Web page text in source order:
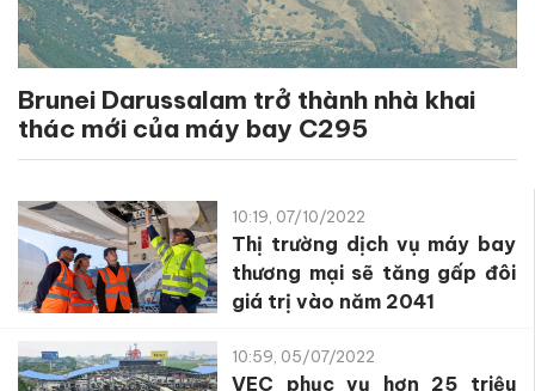
Brunei Darussalam trở thành nhà khai
thác mới của máy bay C295
10:19, 07/10/2022
Thị trường dịch vụ máy bay
thương mại sẽ tăng gấp đôi
giá trị vào năm 2041
10:59, 05/07/2022
VEC phục vụ hơn 25 triệu